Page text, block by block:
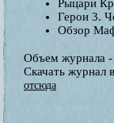
Рыцари
Герои 3.
Обзор
Объем журнала -
Скачать журнал
отсюда